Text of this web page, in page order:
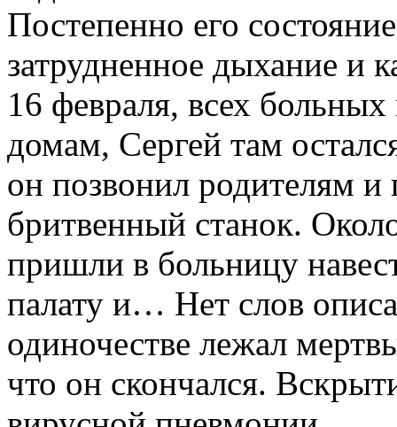
Постепенно его
затрудненное дыхание и
16 февраля, всех
домам, Сергей там
он позвонил родителям
бритвенный станок.
пришли в больницу
палату и… Нет слов
одиночестве лежал
что он скончался.